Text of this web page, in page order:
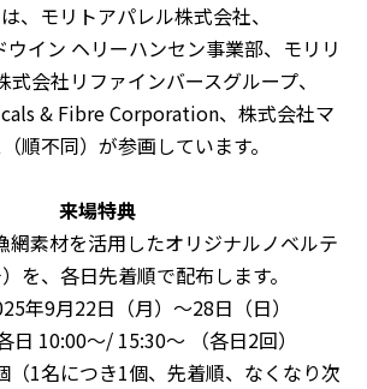
、モリトアパレル株式会社、
イン ヘリーハンセン事業部、モリリ
式会社リファインバースグループ、
& Fibre Corporation、株式会社マ
順不同）が参画しています。
来場特典
網素材を活用したオリジナルノベルテ
を、各日先着順で配布します。
年9月22日（月）～28日（日）
日 10:00〜/ 15:30〜 （各日2回）
（1名につき1個、先着順、なくなり次